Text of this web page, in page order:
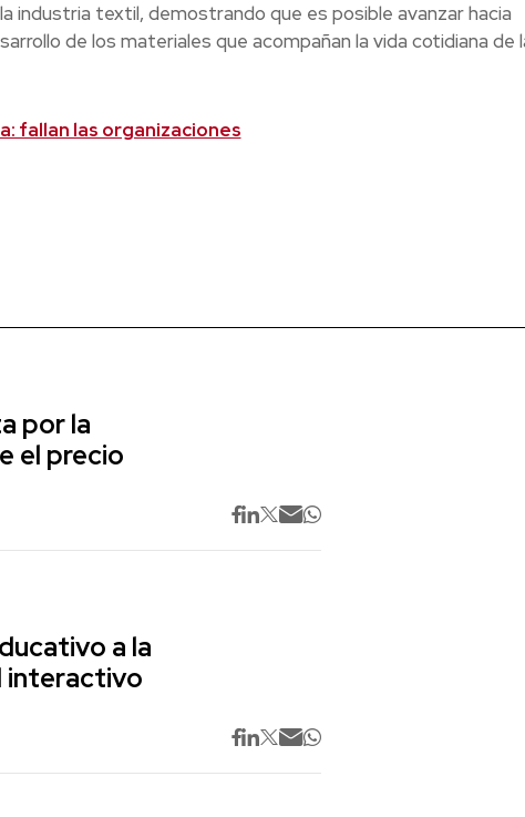
industria textil, demostrando que es posible avanzar hacia
de los materiales que acompañan la vida cotidiana de
fallan las organizaciones
por la
el precio
a la
interactivo